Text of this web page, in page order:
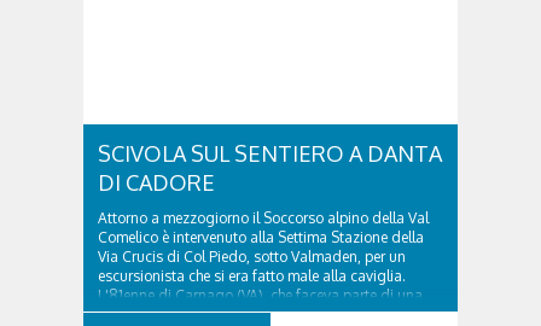
SCIVOLA SUL SENTIERO A DANTA
DI CADORE
Attorno a mezzogiorno il Soccorso alpino della Val
Comelico è intervenuto alla Settima Stazione della
Via Crucis di Col Piedo, sotto Valmaden, per un
escursionista che si era fatto male alla caviglia.
L'81enne di Carnago (VA), che faceva parte di una
comitiva e aveva riportato un trauma...